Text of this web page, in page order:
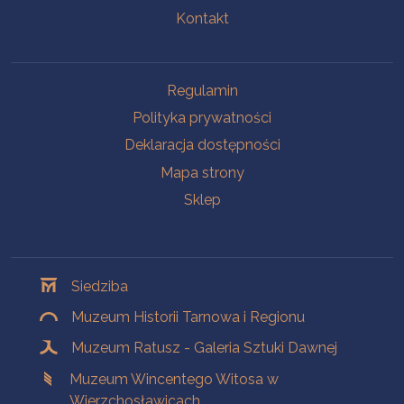
Kontakt
Regulamin
Polityka prywatności
Deklaracja dostępności
Mapa strony
Sklep
Siedziba
Muzeum Historii Tarnowa i Regionu
Muzeum Ratusz - Galeria Sztuki Dawnej
Muzeum Wincentego Witosa w
Wierzchosławicach